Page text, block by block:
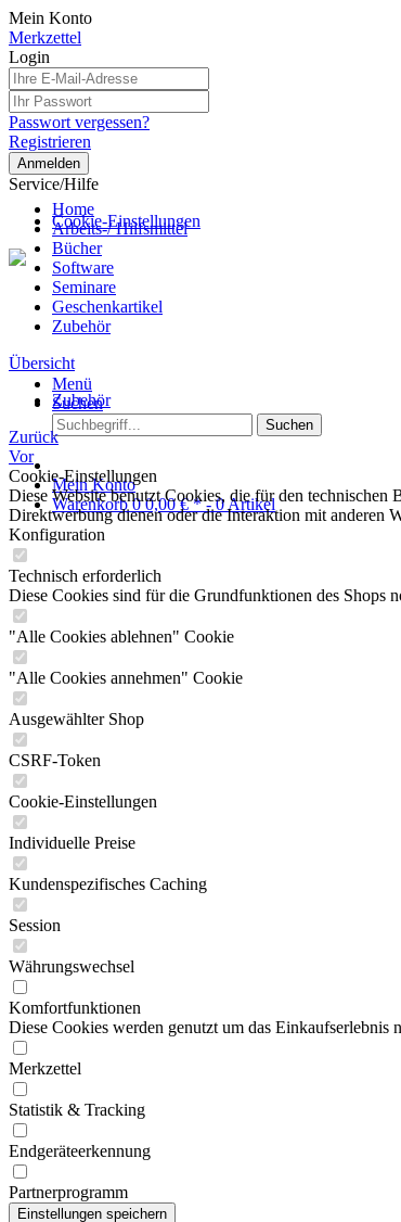
Mein Konto
Merkzettel
Login
Passwort vergessen?
Registrieren
Anmelden
Service/Hilfe
Cookie-Einstellungen
Menü
Suchen
Suchen
Mein Konto
Warenkorb0 0,00 € *- 0 Artikel
Home
Arbeits-/ Hilfsmittel
Bücher
Software
Seminare
Geschenkartikel
Zubehör
Übersicht
Zubehör
Zurück
Vor
Cookie-Einstellungen
Diese Website benutzt Cookies, die für den
Direktwerbung dienen oder die Interaktion mit anderen
Konfiguration
Technisch erforderlich
Diese Cookies sind für die Grundfunktionen des Shops
"Alle Cookies ablehnen" Cookie
"Alle Cookies annehmen" Cookie
Ausgewählter Shop
CSRF-Token
Cookie-Einstellungen
Individuelle Preise
Kundenspezifisches Caching
Session
Währungswechsel
Komfortfunktionen
Diese Cookies werden genutzt um das Einkaufserlebnis
Merkzettel
Statistik & Tracking
Endgeräteerkennung
Partnerprogramm